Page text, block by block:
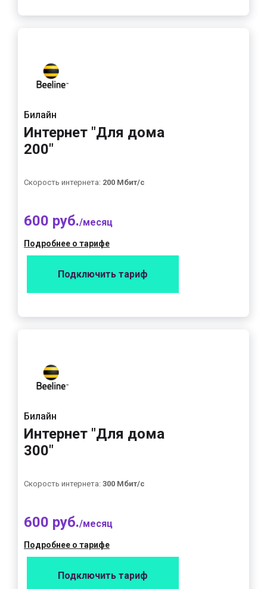
Билайн
Интернет "Для дома
200"
Скорость интернета: 200 Мбит/с
600 руб./месяц
Подробнее о тарифе
Подключить тариф
Билайн
Интернет "Для дома
300"
Скорость интернета: 300 Мбит/с
600 руб./месяц
Подробнее о тарифе
Подключить тариф